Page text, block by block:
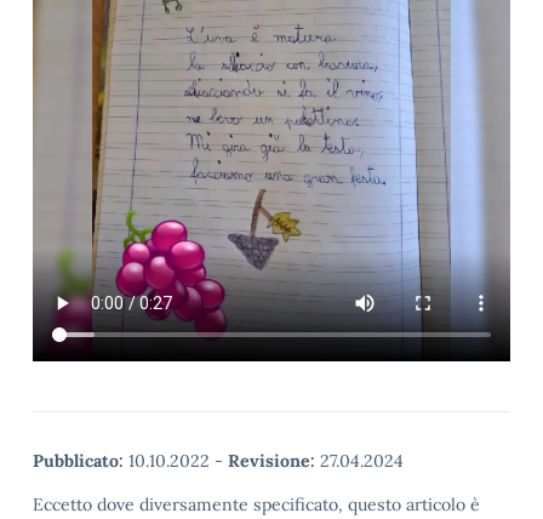
Pubblicato: 10.10.2022 - Revisione: 27.04.2024
Eccetto dove diversamente specificato, questo articolo è